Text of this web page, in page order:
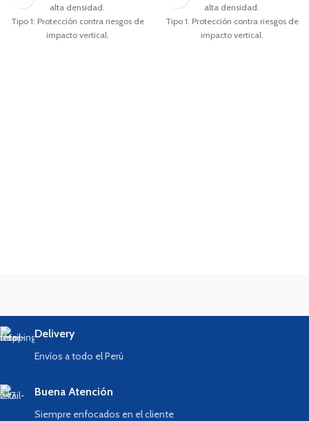
alta densidad.
Tipo 1: Protección contra riesgos de
impacto vertical.
alta densidad.
Tipo 1: Protección contra riesgos de
impacto vertical.
Delivery
Envíos a todo el Perú
Buena Atención
Siempre enfocados en el cliente